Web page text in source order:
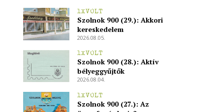
1XVOLT
Szolnok 900 (29.): Akkori
kereskedelem
2026.08.05.
1XVOLT
Szolnok 900 (28.): Aktív
bélyeggyűjtők
2026.08.04.
1XVOLT
Szolnok 900 (27.): Az